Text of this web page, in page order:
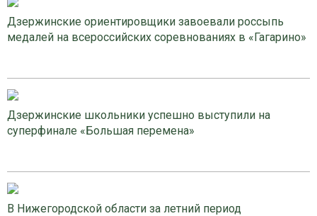
Дзержинские ориентировщики завоевали россыпь
медалей на всероссийских соревнованиях в «Гагарино»
Дзержинские школьники успешно выступили на
суперфинале «Большая перемена»
В Нижегородской области за летний период